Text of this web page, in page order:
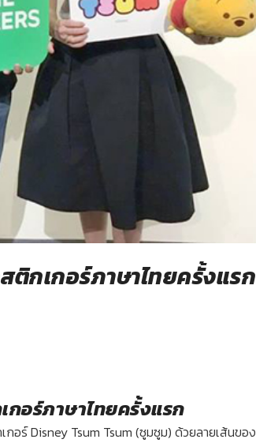
กเกอร์ภาษาไทยครั้งแรก
อร์ภาษาไทยครั้งแรก
กอร์ Disney Tsum Tsum (ซูมซูม) ด้วยลายเส้นของ